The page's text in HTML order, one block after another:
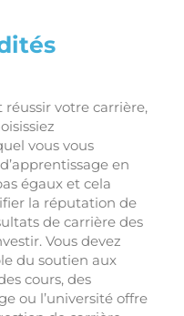
réussir votre carrière,
vous vous
en
égaux et cela
la réputation de
de carrière des
Vous devez
du soutien aux
cours, des
ou l’université offre